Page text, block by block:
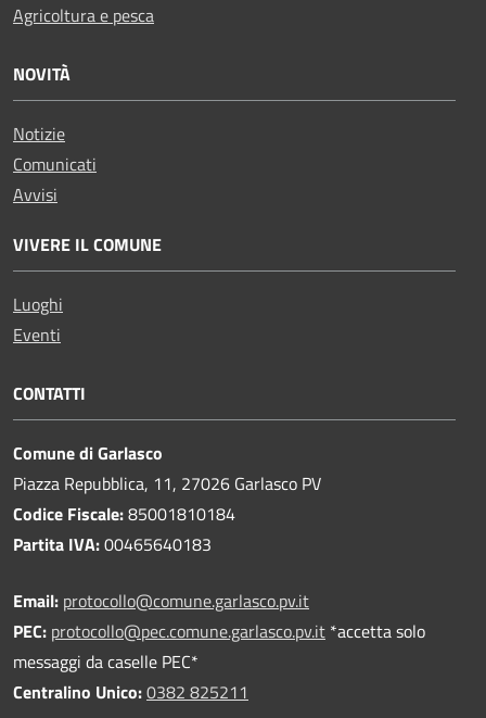
Agricoltura e pesca
NOVITÀ
Notizie
Comunicati
Avvisi
VIVERE IL COMUNE
Luoghi
Eventi
CONTATTI
Comune di Garlasco
Piazza Repubblica, 11, 27026 Garlasco PV
Codice Fiscale:85001810184
Partita IVA:00465640183
Email: protocollo@comune.garlasco.pv.it
PEC: protocollo@pec.comune.garlasco.pv.it *accetta solo
messaggi da caselle PEC*
Centralino Unico:0382 825211